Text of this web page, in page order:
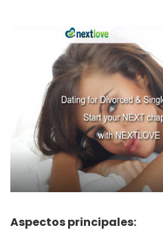
Aspectos principales: